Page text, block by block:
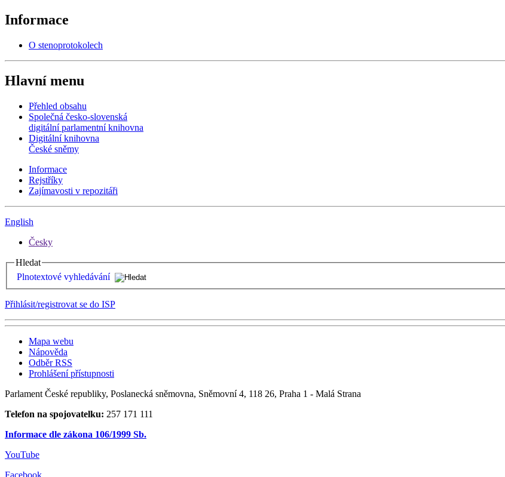
Informace
O stenoprotokolech
Hlavní menu
Přehled obsahu
Společná česko-slovenská
digitální parlamentní knihovna
Digitální knihovna
České sněmy
Informace
Rejstříky
Zajímavosti v repozitáři
English
Česky
Hledat
Plnotextové vyhledávání
Přihlásit/registrovat se do ISP
Mapa webu
Nápověda
Odběr RSS
Prohlášení přístupnosti
Parlament České republiky, Poslanecká sněmovna, Sněmovní 4, 118 26, Praha 1 - Malá Strana
Telefon na spojovatelku: 257 171 111
Informace dle zákona 106/1999 Sb.
YouTube
Facebook